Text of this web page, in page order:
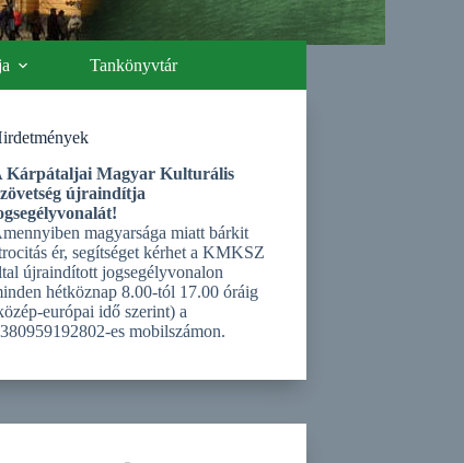
Tankönyvtár
Kárpátaljai Magyar Kulturális
újraindítja
magyarsága miatt bárkit
ér, segítséget kérhet a KMKSZ
újraindított jogsegélyvonalon
hétköznap 8.00-tól 17.00 óráig
európai idő szerint) a
es mobilszámon.